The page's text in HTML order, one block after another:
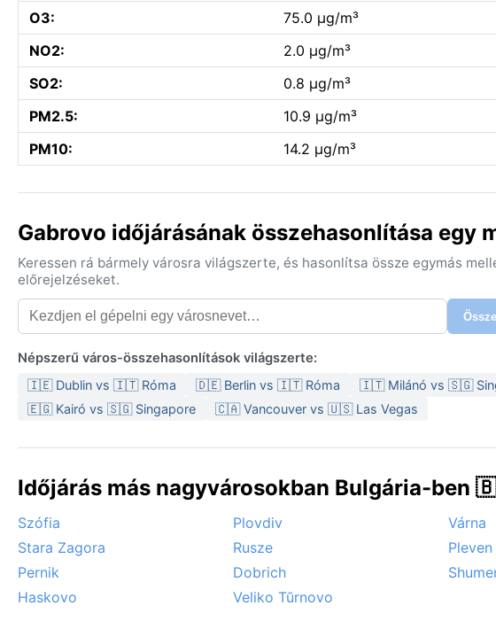
O3:
75.0 µg/m³
NO2:
2.0 µg/m³
SO2:
0.8 µg/m³
PM2.5:
10.9 µg/m³
PM10:
14.2 µg/m³
Gabrovo időjárásának összehasonlítása egy
Keressen rá bármely városra világszerte, és hasonlítsa össze egymás
előrejelzéseket.
Népszerű város-összehasonlítások világszerte:
🇮🇪 Dublin vs 🇮🇹 Róma 🇩🇪 Berlin vs 🇮🇹 Róma 🇮🇹 Milánó vs 🇸🇬
🇪🇬 Kairó vs 🇸🇬 Singapore
🇨🇦 Vancouver vs 🇺🇸 Las Vegas
Időjárás más nagyvárosokban Bulgária-ben
Szófia Plovdiv Várna
Stara Zagora
Rusze Pleven
Pernik
Dobrich
Haskovo
Veliko Tŭrnovo